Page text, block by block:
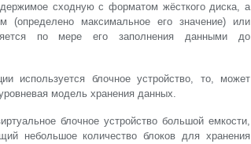
сходную с форматом жёсткого диска, а
(определено максимальное его значение) или
по мере его заполнения данными до
используется блочное устройство, то, может
модель хранения данных.
блочное устройство большой емкости,
небольшое количество блоков для хранения